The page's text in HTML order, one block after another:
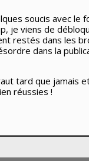
soucis avec le
je viens de
restés dans les
dans la
tard que jamais
réussies !